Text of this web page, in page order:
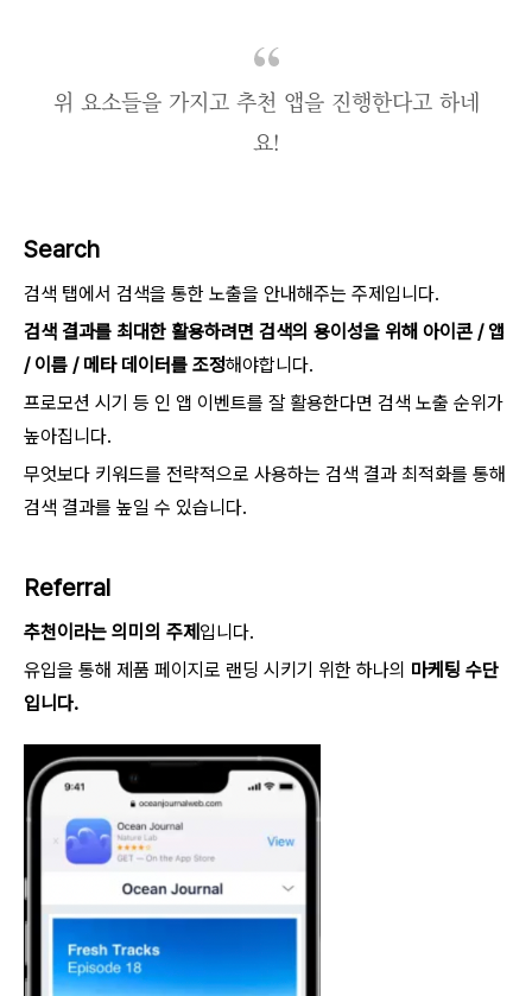
위 요소들을 가지고 추천 앱을 진행한다고 하네
요!
Search
검색 탭에서 검색을 통한 노출을 안내해주는 주제입니다.
검색 결과를 최대한 활용하려면 검색의 용이성을 위해 아이콘 / 앱
/ 이름 / 메타 데이터를 조정해야합니다.
프로모션 시기 등 인 앱 이벤트를 잘 활용한다면 검색 노출 순위가
높아집니다.
무엇보다 키워드를 전략적으로 사용하는 검색 결과 최적화를 통해
검색 결과를 높일 수 있습니다.
Referral
추천이라는 의미의 주제 입니다.
유입을 통해 제품 페이지로 랜딩 시키기 위한 하나의 마케팅 수단
입니다.